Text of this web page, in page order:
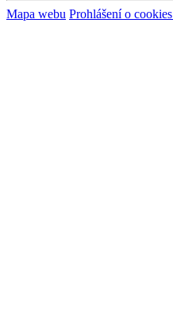
Mapa webu Prohlášení o cookies